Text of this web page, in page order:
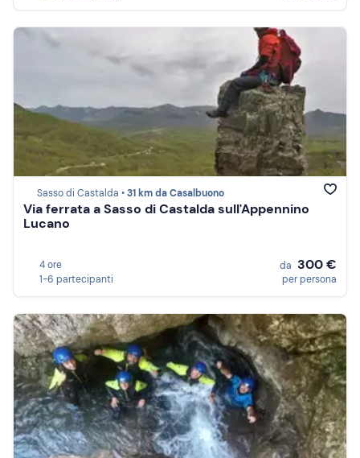
Sasso di Castalda •31 km da Casalbuono
Via ferrata a Sasso di Castalda sull'Appennino
Lucano
4 ore
1-6 partecipanti
da 300 €
per persona